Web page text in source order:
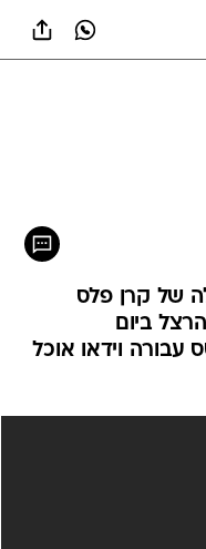
של קרן פלס
ביום
וידאו אוכל